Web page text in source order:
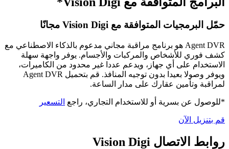
حمّل البرمجيات المتوافقة مع Vision Digi مجانًا
Agent DVR هو برنامج مراقبة مجاني مدعوم بالذكاء الاصطناعي مع
كشف فوري للأشخاص والمركبات والأجسام. يوفر واجهة سهلة
الاستخدام على أي جهاز، ويدعم عددا غير محدود من الكاميرات،
ويوفر وصولا بعيدا بدون توجيه المنافذ. قم بتحميل Agent DVR
لمراقبة وتأمين عقارك على مدار الساعة.
*للوصول عن بسرية أو للاستخدام التجاري، راجع التسعير
قم بتنزيل الآن
روابط الاتصال Vision Digi